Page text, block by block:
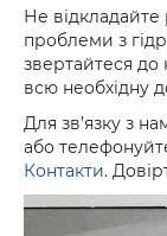
Не
проблеми з
звертайтеся до
всю необхідну
Для зв’язку з
або
Контакти.